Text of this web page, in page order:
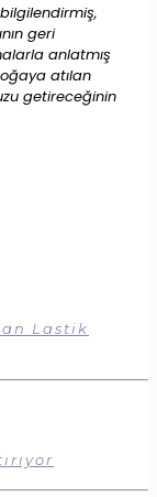
geri
anlatmış
atılan
getireceğinin
Lastik